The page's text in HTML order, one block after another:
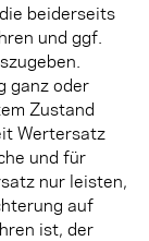
beiderseits
und ggf.
ganz oder
Zustand
Wertersatz
und für
nur leisten,
auf
ist, der